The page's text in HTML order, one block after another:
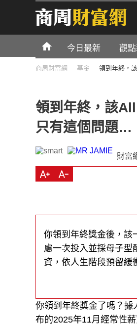
今日最新 觀
商周財富網 基金 領到年終，
領到年終，該
只有這個問題…
財富
你領到年終獎金後，該
慮一次投入並採母子型
資，依人生階段預留緩
你領到年終獎金了嗎？據
布的2025年11月經常性